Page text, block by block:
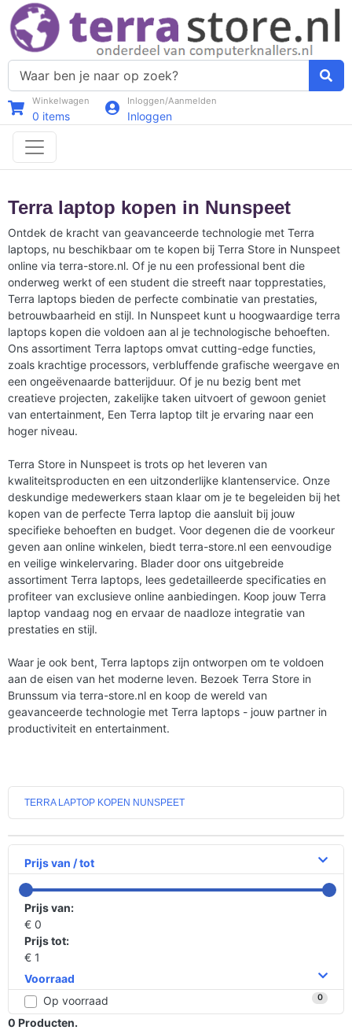
Winkelwagen
0 items
Inloggen/Aanmelden
Inloggen
Terra laptop kopen in Nunspeet
Ontdek de kracht van geavanceerde technologie met Terra
laptops, nu beschikbaar om te kopen bij Terra Store in Nunspeet
online via terra-store.nl. Of je nu een professional bent die
onderweg werkt of een student die streeft naar topprestaties,
Terra laptops bieden de perfecte combinatie van prestaties,
betrouwbaarheid en stijl. In Nunspeet kunt u hoogwaardige terra
laptops kopen die voldoen aan al je technologische behoeften.
Ons assortiment Terra laptops omvat cutting-edge functies,
zoals krachtige processors, verbluffende grafische weergave en
een ongeëvenaarde batterijduur. Of je nu bezig bent met
creatieve projecten, zakelijke taken uitvoert of gewoon geniet
van entertainment, Een Terra laptop tilt je ervaring naar een
hoger niveau.
Terra Store in Nunspeet is trots op het leveren van
kwaliteitsproducten en een uitzonderlijke klantenservice. Onze
deskundige medewerkers staan klaar om je te begeleiden bij het
kopen van de perfecte Terra laptop die aansluit bij jouw
specifieke behoeften en budget. Voor degenen die de voorkeur
geven aan online winkelen, biedt terra-store.nl een eenvoudige
en veilige winkelervaring. Blader door ons uitgebreide
assortiment Terra laptops, lees gedetailleerde specificaties en
profiteer van exclusieve online aanbiedingen. Koop jouw Terra
laptop vandaag nog en ervaar de naadloze integratie van
prestaties en stijl.
Waar je ook bent, Terra laptops zijn ontworpen om te voldoen
aan de eisen van het moderne leven. Bezoek Terra Store in
Brunssum via terra-store.nl en koop de wereld van
geavanceerde technologie met Terra laptops - jouw partner in
productiviteit en entertainment.
TERRA LAPTOP KOPEN NUNSPEET
Prijs van / tot
Prijs van:
€ 0
Prijs tot:
€ 1
Voorraad
Op voorraad
0
0 Producten.